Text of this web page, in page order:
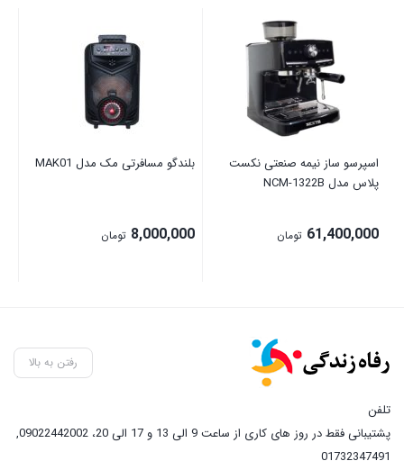
اسپرسو ساز نیمه صنعتی نکست
پلاس مدل NCM-1322B
61,400,000 تومان
بلندگو مسافرتی مک مدل MAK01
8,000,000 تومان
رفتن به بالا
تلفن
پشتیبانی فقط در روز های کاری از ساعت 9 الی 13 و 17 الی 20، 09022442002
,
01732347491